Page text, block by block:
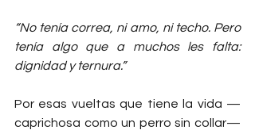
“No tenía correa, ni amo, ni techo. Pero
tenía algo que a muchos les falta:
dignidad y ternura.”
Por esas vueltas que tiene la vida —
caprichosa como un perro sin collar—